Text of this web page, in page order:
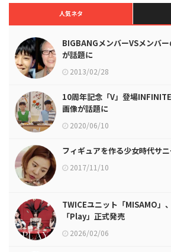
人気ネタ
BIGBANGメンバーVSメンバ
が話題に
2013/02/28
10周年記念「V」登場
画像が話題に
2020/06/10
フィギュアを作る少女時代サ
2017/11/10
TWICEユニット「MISAMO」
「Play」正式発売
2026/02/06